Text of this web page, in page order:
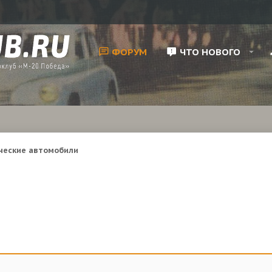
ФОРУМ ЧТО НОВОГО
автомобили